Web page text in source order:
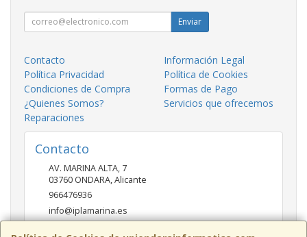
Enviar
Contacto
Información Legal
Política Privacidad
Política de Cookies
Condiciones de Compra
Formas de Pago
¿Quienes Somos?
Servicios que ofrecemos
Reparaciones
Contacto
AV. MARINA ALTA, 7
03760 ONDARA,Alicante
966476936
info@iplamarina.es